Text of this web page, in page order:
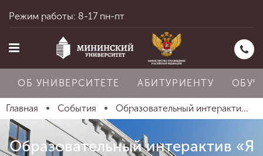
Главная
Режим работы: 8-17 пн-пт
ОБ УНИВЕРСИТЕТЕ АБИТУРИЕНТУ
Главная События Образовательный интеракти...
Образовательный интерактив «Я